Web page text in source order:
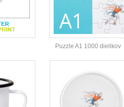
Puzzle A1 1000 dielikov